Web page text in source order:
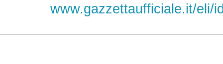
www.gazzettaufficiale.it/eli/